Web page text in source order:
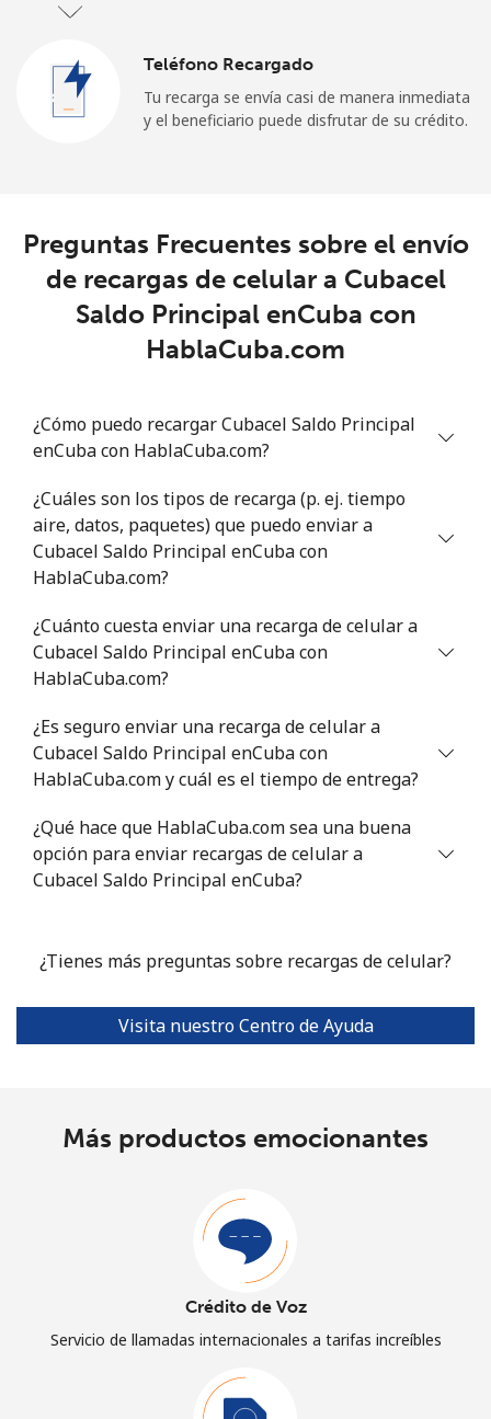
Teléfono Recargado
Tu recarga se envía casi de manera inmediata
y el beneficiario puede disfrutar de su crédito.
Preguntas Frecuentes sobre el envío
de recargas de celular a Cubacel
Saldo Principal enCuba con
HablaCuba.com
¿Cómo puedo recargar Cubacel Saldo Principal
enCuba con HablaCuba.com?
¿Cuáles son los tipos de recarga (p. ej. tiempo
aire, datos, paquetes) que puedo enviar a
Cubacel Saldo Principal enCuba con
HablaCuba.com?
¿Cuánto cuesta enviar una recarga de celular a
Cubacel Saldo Principal enCuba con
HablaCuba.com?
¿Es seguro enviar una recarga de celular a
Cubacel Saldo Principal enCuba con
HablaCuba.com y cuál es el tiempo de entrega?
¿Qué hace que HablaCuba.com sea una buena
opción para enviar recargas de celular a
Cubacel Saldo Principal enCuba?
¿Tienes más preguntas sobre recargas de celular?
Visita nuestro Centro de Ayuda
Más productos emocionantes
Crédito de Voz
Servicio de llamadas internacionales a tarifas increíbles